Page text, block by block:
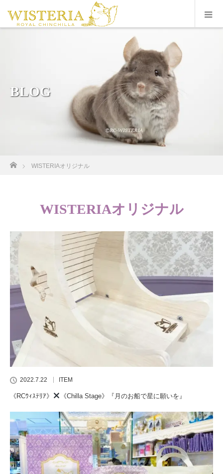
BLOG
ホーム
WISTERIAオリジナル
WISTERIAオリジナル
2022.7.22 ITEM
《RCｳｨｽﾃﾘｱ》 《Chilla Stage》『月のお船で星に願いを』